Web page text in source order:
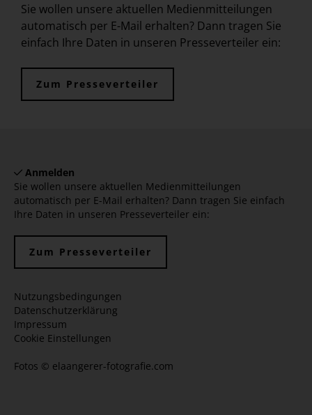
Sie wollen unsere aktuellen Medienmitteilungen
automatisch per E-Mail erhalten? Dann tragen Sie
einfach Ihre Daten in unseren Presseverteiler ein:
Zum Presseverteiler
Anmelden
Sie wollen unsere aktuellen Medienmitteilungen
automatisch per E-Mail erhalten? Dann tragen Sie einfach
Ihre Daten in unseren Presseverteiler ein:
Zum Presseverteiler
Nutzungsbedingungen
Datenschutzerklärung
Impressum
Cookie Einstellungen
Fotos © elaangerer-fotografie.com